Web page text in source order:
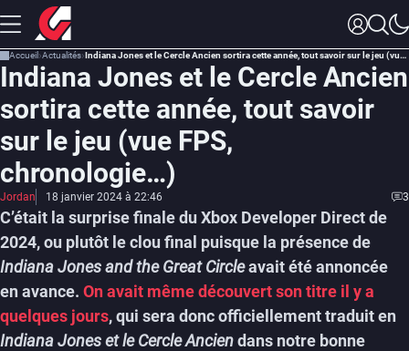
Accueil Actualités Indiana Jones et le Cercle Ancien sortira cette année, tout savoir sur le jeu (vue FPS, chronologie…)
Indiana Jones et le Cercle Ancien
sortira cette année, tout savoir
sur le jeu (vue FPS,
chronologie…)
Jordan 18 janvier 2024 à 22:46 3
C’était la surprise finale du Xbox Developer Direct de
2024, ou plutôt le clou final puisque la présence de
Indiana Jones and the Great Circleavait été annoncée
en avance. On avait même découvert son titre il y a
quelques jours, qui sera donc officiellement traduit en
Indiana Jones et le Cercle Anciendans notre bonne